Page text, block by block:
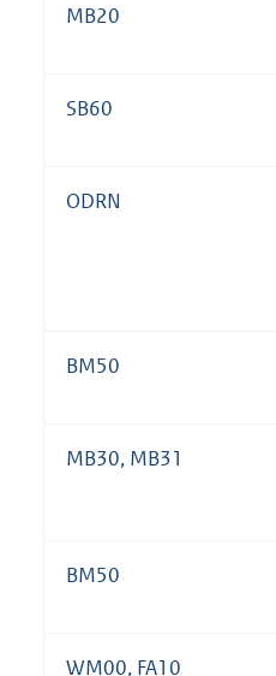
MB20
SB60
ODRN
BM50
MB30, MB31
BM50
WM00, FA10